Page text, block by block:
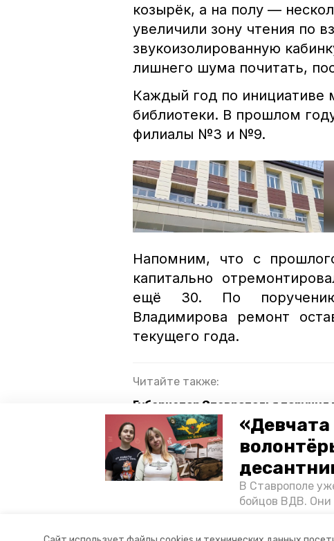
В Ставрополе
бойцов ВДВ. Они
спецоперации и
козырёк, а на полу —
увеличили зону чтения по
звукоизолированную
лишнего шума почитать,
Каждый год по инициативе
библиотеки. В прошлом
филиалы №3 и №9.
Напомним, что с
капитально
ещё 30. По поручению
Владимирова ремонт
текущего года.
Читайте также:
Губернатор Ставрополья
реагировать на обращения
Фасады четырёх школ обновляют
ставрополь